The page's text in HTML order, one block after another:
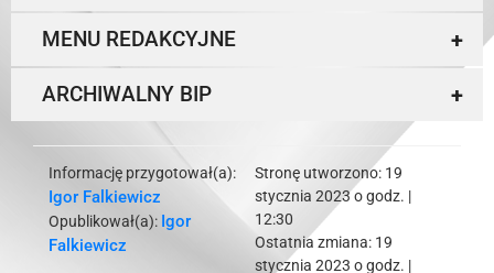
+
MENU REDAKCYJNE
+
ARCHIWALNY BIP
Informację przygotował(a):
Igor Falkiewicz
Opublikował(a): Igor
Falkiewicz
Stronę utworzono: 19
stycznia 2023 o godz. |
12:30
Ostatnia zmiana: 19
stycznia 2023 o godz. |